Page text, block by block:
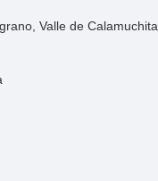
Valle de Calamuchita